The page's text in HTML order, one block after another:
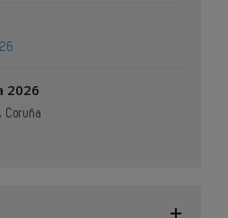
2026
Coruña